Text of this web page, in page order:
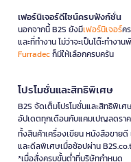
เฟอร์นิเจอร์ดีไซน์ครบฟังก์ชั่น
นอกจากนี้ B2S ยังมีเฟอร์นิเจอร์ค
และที่ทำงาน ไม่ว่าจะเป็นโต๊ะทำงา
Furradecก็มีให้เลือกครบครัน
โปรโมชั่นและสิทธิพิเศษ
B2S จัดเต็มโปรโมชั่นและสิทธิพิเ
อัปเดตทุกเดือนกับแคมเปญลดรา
ทั้งสินค้าเครื่องเขียน หนังสือขาย
และดีลพิเศษเมื่อช้อปผ่าน
*เมื่อสั่งครบขั้นต่ำที่บริษัทกำหนด